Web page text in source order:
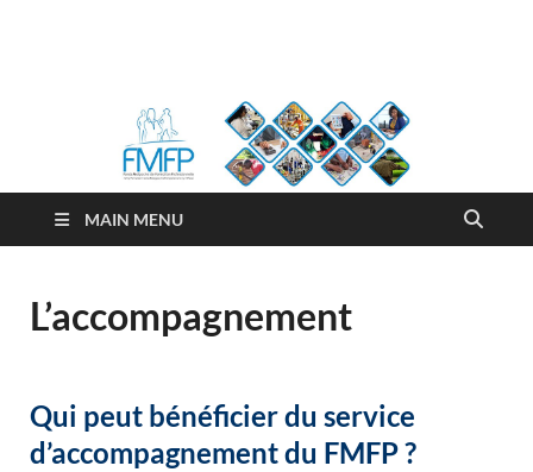
MAIN MENU
L’accompagnement
Qui peut bénéficier du service
d’accompagnement du FMFP ?